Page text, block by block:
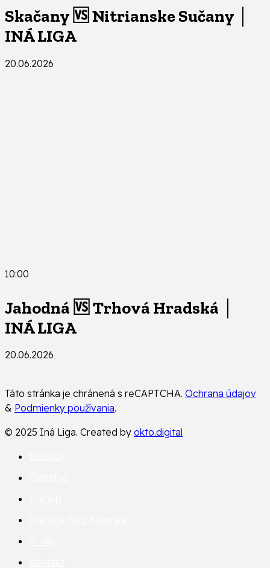
Skačany 🆚 Nitrianske Sučany │
INÁ LIGA
20.06.2026
10:00
Jahodná 🆚 Trhová Hradská │
INÁ LIGA
20.06.2026
Táto stránka je chránená s reCAPTCHA. Ochrana údajov
& Podmienky používania.
© 2025 Iná Liga. Created by okto.digital